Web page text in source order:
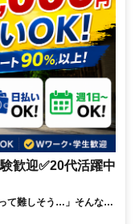
歓迎✅20代活躍中
て難しそう…」そんな方
どが未経験スタートで